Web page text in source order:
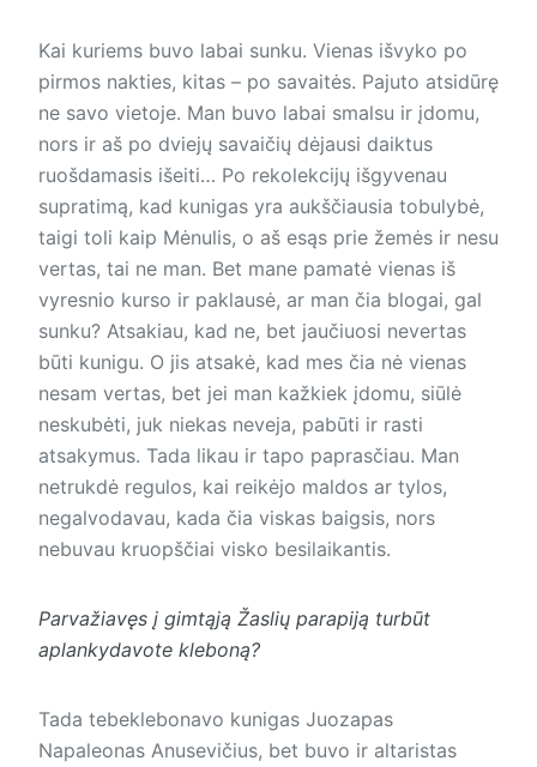
Kai kuriems buvo labai sunku. Vienas išvyko po
pirmos nakties, kitas – po savaitės. Pajuto atsidūrę
ne savo vietoje. Man buvo labai smalsu ir įdomu,
nors ir aš po dviejų savaičių dėjausi daiktus
ruošdamasis išeiti… Po rekolekcijų išgyvenau
supratimą, kad kunigas yra aukščiausia tobulybė,
taigi toli kaip Mėnulis, o aš esąs prie žemės ir nesu
vertas, tai ne man. Bet mane pamatė vienas iš
vyresnio kurso ir paklausė, ar man čia blogai, gal
sunku? Atsakiau, kad ne, bet jaučiuosi nevertas
būti kunigu. O jis atsakė, kad mes čia nė vienas
nesam vertas, bet jei man kažkiek įdomu, siūlė
neskubėti, juk niekas neveja, pabūti ir rasti
atsakymus. Tada likau ir tapo paprasčiau. Man
netrukdė regulos, kai reikėjo maldos ar tylos,
negalvodavau, kada čia viskas baigsis, nors
nebuvau kruopščiai visko besilaikantis.
Parvažiavęs į gimtąją Žaslių parapiją turbūt
aplankydavote kleboną?
Tada tebeklebonavo kunigas Juozapas
Napaleonas Anusevičius, bet buvo ir altaristas